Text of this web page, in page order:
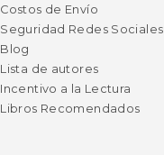
Costos de Envío
Seguridad Redes Sociales
Blog
Lista de autores
Incentivo a la Lectura
Libros Recomendados